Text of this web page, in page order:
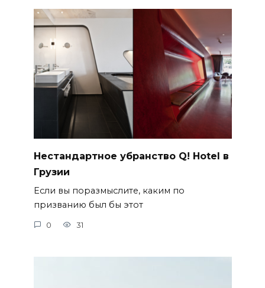
Нестандартное убранство Q! Hotel в
Грузии
Если вы поразмыслите, каким по
призванию был бы этот
0 31